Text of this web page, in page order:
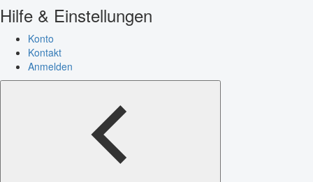
Hilfe & Einstellungen
Konto
Kontakt
Anmelden